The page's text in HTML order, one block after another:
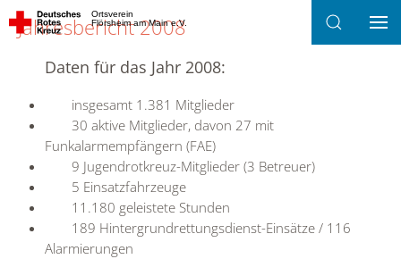
Ortsverein
Flörsheim am Main e.V.
Jahresbericht 2008
Daten für das Jahr 2008:
insgesamt 1.381 Mitglieder
30 aktive Mitglieder, davon 27 mit
Funkalarmempfängern (FAE)
9 Jugendrotkreuz-Mitglieder (3 Betreuer)
5 Einsatzfahrzeuge
11.180 geleistete Stunden
189 Hintergrundrettungsdienst-Einsätze / 116
Alarmierungen